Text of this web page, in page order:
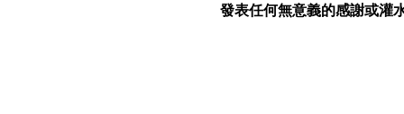
發表任何無意義的感謝或灌